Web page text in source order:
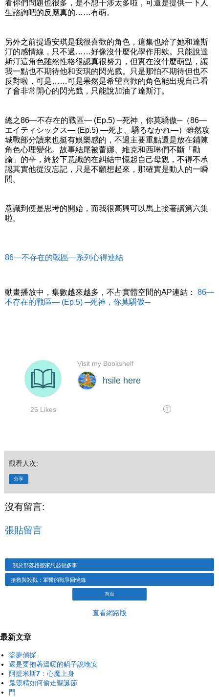
看你們問題也很多，是不想干涉太多啦，可還是提供一下人
生諮詢吧的反應真的……有萌。
另外之前提過安琪是我很喜歡的角色，這集也給了她和達斯
汀的感情線，只不過……好像沒什麼化學作用欸。只能說達
斯汀這角色雖然性格很認真很努力，但實在沒什麼萌點，讓
我一點也不期待他和安琪的閃光戲。只是那怕不期待但也不
反對啦，可是……可是果然是希望喜歡的角色能出現自己看
了會非常開心的閃光戲，只能說加油了達斯汀。
總之86―不存在的戰區― (Ep.5) ─死神，你莫驕傲─（86―
エイティシックス― (Ep.5) ―死よ、驕るなかれ―）雖然攻
城戰部分讀來也挺有娛樂感的，不過主要重點還是放在鋪陳
角色心理變化。故事結尾被蕾娜、維克和西琳們不斷「勸
諭」的辛，終於下意識的在糾結中憶起自己母親，不得不承
認其實他從沒忘記，只是不願想起來，那確實是動人的一瞬
間。
意識到便是思考的開始，而我很高興可以馬上接著讀第六集
啦。
86―不存在的戰區―系列心得連結
動畫播放中，集數越來越多，不占實體空間的AP連結： 86―
不存在的戰區― (Ep.5) ─死神，你莫驕傲─
觀看人次:
分享
沒有留言:
張貼留言
關於部落格搬家想起很多事
搶救與殺戮：軍醫的戰爭回憶錄
首頁
查看網路版
最新文章
盜夢偵探
還是要抱著溫暖的鍋子說晚安
阿提米斯7：心魔上身
鬼靈精如何偷走聖誕節
門